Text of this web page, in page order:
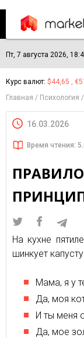
Пт, 7 августа 2026,
Курс валют: $44,65 ,
Главная
Психология
16.03.2026
Время чтения:
На кухне
шинкует
Мама, я у
Да, моя
И ты меня
Да, мое